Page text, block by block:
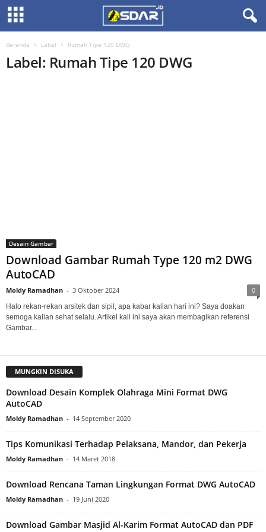
Beranda Label Rumah Tipe 120 DWG
Label: Rumah Tipe 120 DWG
Desain Gambar
Download Gambar Rumah Type 120 m2 DWG
AutoCAD
Moldy Ramadhan - 3 Oktober 2024 0
Halo rekan-rekan arsitek dan sipil, apa kabar kalian hari ini? Saya doakan
semoga kalian sehat selalu. Artikel kali ini saya akan membagikan referensi
Gambar...
MUNGKIN DISUKA
Download Desain Komplek Olahraga Mini Format DWG
AutoCAD
Moldy Ramadhan - 14 September 2020
Tips Komunikasi Terhadap Pelaksana, Mandor, dan Pekerja
Moldy Ramadhan - 14 Maret 2018
Download Rencana Taman Lingkungan Format DWG AutoCAD
Moldy Ramadhan - 19 Juni 2020
Download Gambar Masjid Al-Karim Format AutoCAD dan PDF